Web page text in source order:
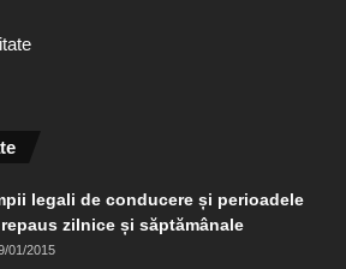
legali de conducere și perioadele
zilnice și săptămânale
01/2015